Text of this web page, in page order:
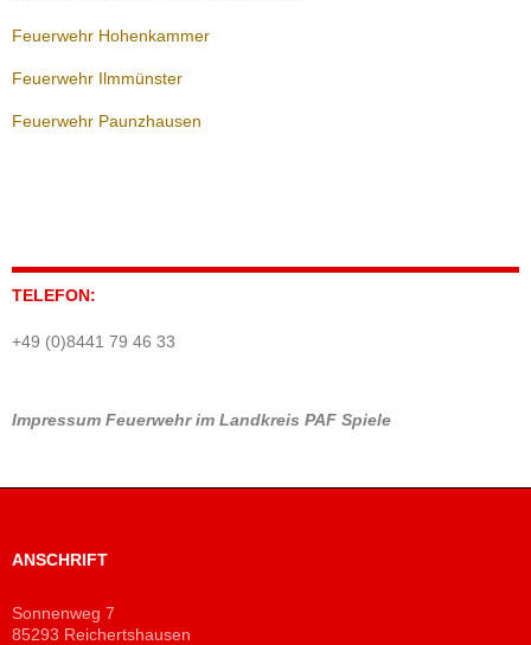
Feuerwehr Hohenkammer
Feuerwehr Ilmmünster
Feuerwehr Paunzhausen
TELEFON:
+49 (0)8441 79 46 33
Impressum Feuerwehr im Landkreis PAF Spiele
ANSCHRIFT
Sonnenweg 7
85293 Reichertshausen